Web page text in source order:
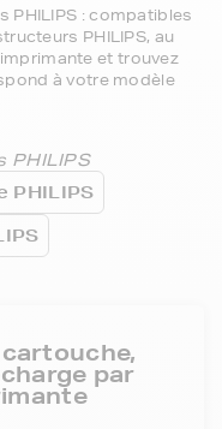
PHILIPS : compatibles
PHILIPS, au
et trouvez
à votre modèle
PHILIPS
PHILIPS
par